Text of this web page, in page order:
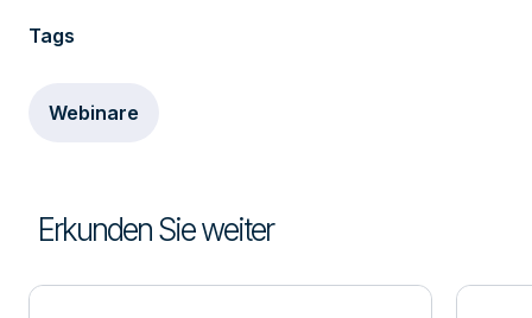
Tags
Webinare
Erkunden Sie weiter